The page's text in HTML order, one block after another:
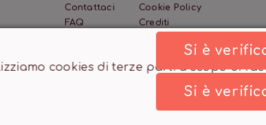
Contattaci
FAQ
Cookie Policy
Crediti
Si è
cookies di terze parti a scopo di